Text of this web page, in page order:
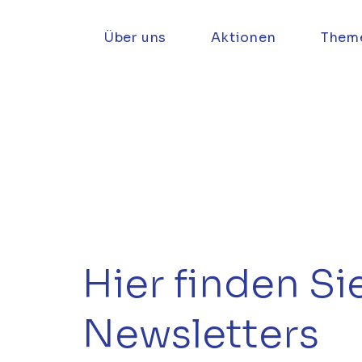
Über uns Aktionen
Hier finden
Newsletters